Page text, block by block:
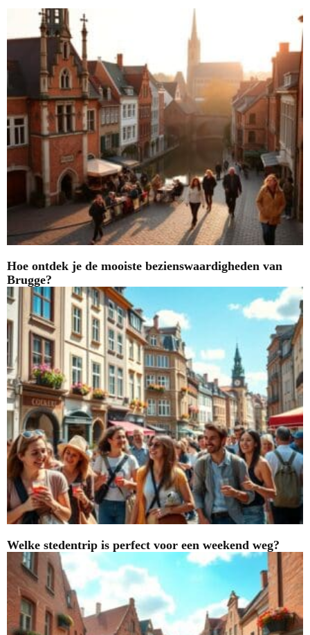
Hoe ontdek je de mooiste bezienswaardigheden van
Brugge?
Welke stedentrip is perfect voor een weekend weg?